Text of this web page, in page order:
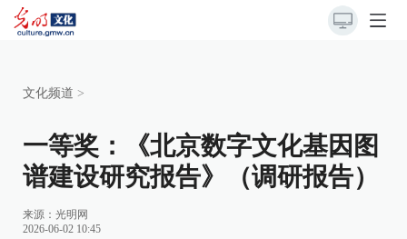
文化频道 >
一等奖：《北京数字文化基因图
谱建设研究报告》（调研报告）
来源： 光明网
2026-06-02 10:45